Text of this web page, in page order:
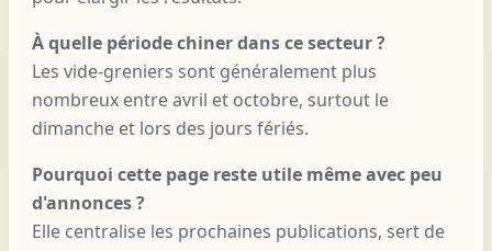
À quelle période chiner dans ce secteur ?
Les vide-greniers sont généralement plus
nombreux entre avril et octobre, surtout le
dimanche et lors des jours fériés.
Pourquoi cette page reste utile même avec peu
d'annonces ?
Elle centralise les prochaines publications, sert de